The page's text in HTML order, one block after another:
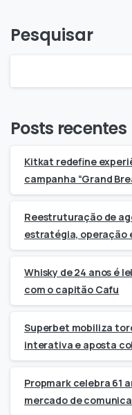
Pesquisar
Posts recentes
Kitkat redefine
campanha “Grand
Reestruturação de
estratégia, operação
Whisky de 24 anos é
com o capitão Cafu
Superbet mobiliza
interativa e aposta
Propmark celebra 61
mercado de